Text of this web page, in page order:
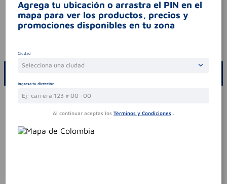
consultar al médico.
síntomas .
contraindicaciones .
Por favor, inicie sesión para escribir un comentario
Sin comentarios.
Agrega tu ubicación o arrastra el PIN en el
mapa para ver los productos, precios y
promociones disponibles en tu zona
Ciudad
Selecciona una ciudad
Ingresa tu dirección
Al continuar aceptas los Términos y Condiciones .